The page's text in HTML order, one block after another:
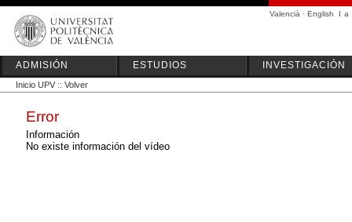
Valencià · English I a
ADMISIÓN ESTUDIOS INVESTIGACIÓN
Inicio UPV :: Volver
Error
Información
No existe información del vídeo